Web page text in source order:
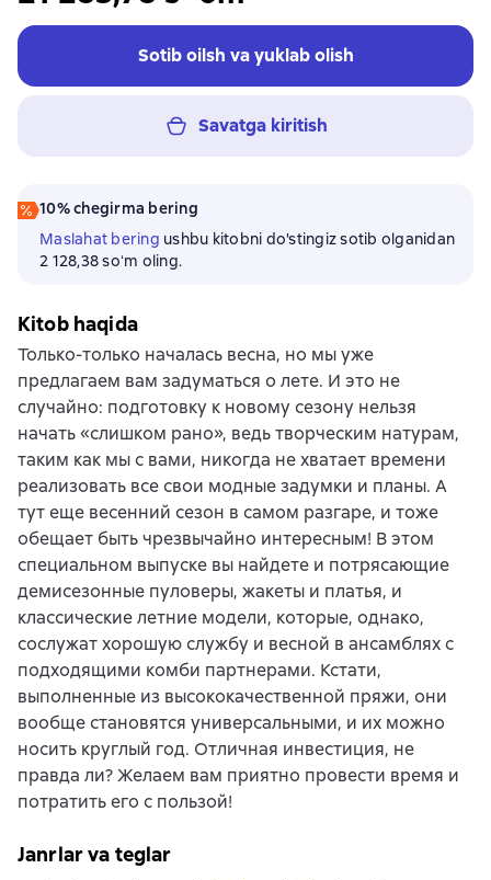
Sotib oilsh va yuklab olish
Savatga kiritish
10% chegirma bering
Maslahat bering ushbu kitobni do'stingiz sotib olganidan
2 128,38 soʻm oling.
Kitob haqida
Только-только началась весна, но мы уже
предлагаем вам задуматься о лете. И это не
случайно: подготовку к новому сезону нельзя
начать «слишком рано», ведь творческим натурам,
таким как мы с вами, никогда не хватает времени
реализовать все свои модные задумки и планы. А
тут еще весенний сезон в самом разгаре, и тоже
обещает быть чрезвычайно интересным! В этом
специальном выпуске вы найдете и потрясающие
демисезонные пуловеры, жакеты и платья, и
классические летние модели, которые, однако,
сослужат хорошую службу и весной в ансамблях с
подходящими комби партнерами. Кстати,
выполненные из высококачественной пряжи, они
вообще становятся универсальными, и их можно
носить круглый год. Отличная инвестиция, не
правда ли? Желаем вам приятно провести время и
потратить его с пользой!
Janrlar va teglar